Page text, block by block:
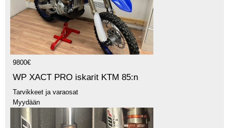
9800€
WP XACT PRO iskarit KTM 85:n
Tarvikkeet ja varaosat
Myydään